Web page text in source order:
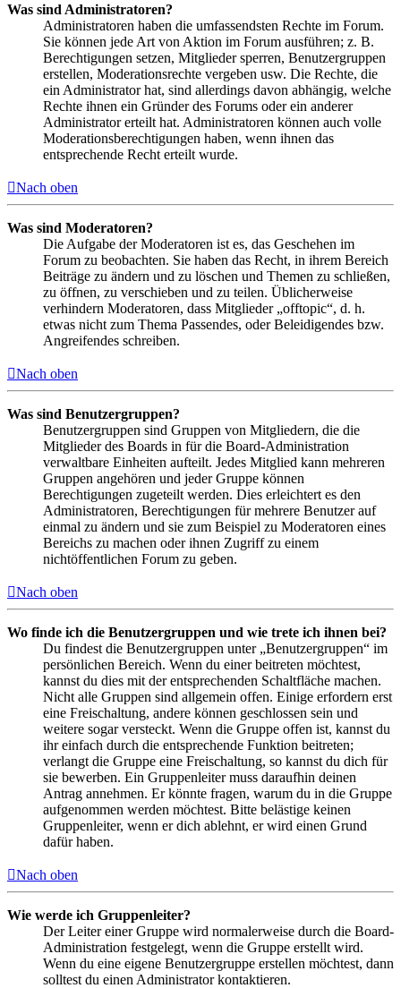
Was sind Administratoren?
Administratoren haben die umfassendsten Rechte im Forum.
Sie können jede Art von Aktion im Forum ausführen; z. B.
Berechtigungen setzen, Mitglieder sperren, Benutzergruppen
erstellen, Moderationsrechte vergeben usw. Die Rechte, die
ein Administrator hat, sind allerdings davon abhängig, welche
Rechte ihnen ein Gründer des Forums oder ein anderer
Administrator erteilt hat. Administratoren können auch volle
Moderationsberechtigungen haben, wenn ihnen das
entsprechende Recht erteilt wurde.
Nach oben
Was sind Moderatoren?
Die Aufgabe der Moderatoren ist es, das Geschehen im
Forum zu beobachten. Sie haben das Recht, in ihrem Bereich
Beiträge zu ändern und zu löschen und Themen zu schließen,
zu öffnen, zu verschieben und zu teilen. Üblicherweise
verhindern Moderatoren, dass Mitglieder „offtopic“, d. h.
etwas nicht zum Thema Passendes, oder Beleidigendes bzw.
Angreifendes schreiben.
Nach oben
Was sind Benutzergruppen?
Benutzergruppen sind Gruppen von Mitgliedern, die die
Mitglieder des Boards in für die Board-Administration
verwaltbare Einheiten aufteilt. Jedes Mitglied kann mehreren
Gruppen angehören und jeder Gruppe können
Berechtigungen zugeteilt werden. Dies erleichtert es den
Administratoren, Berechtigungen für mehrere Benutzer auf
einmal zu ändern und sie zum Beispiel zu Moderatoren eines
Bereichs zu machen oder ihnen Zugriff zu einem
nichtöffentlichen Forum zu geben.
Nach oben
Wo finde ich die Benutzergruppen und wie trete ich ihnen bei?
Du findest die Benutzergruppen unter „Benutzergruppen“ im
persönlichen Bereich. Wenn du einer beitreten möchtest,
kannst du dies mit der entsprechenden Schaltfläche machen.
Nicht alle Gruppen sind allgemein offen. Einige erfordern erst
eine Freischaltung, andere können geschlossen sein und
weitere sogar versteckt. Wenn die Gruppe offen ist, kannst du
ihr einfach durch die entsprechende Funktion beitreten;
verlangt die Gruppe eine Freischaltung, so kannst du dich für
sie bewerben. Ein Gruppenleiter muss daraufhin deinen
Antrag annehmen. Er könnte fragen, warum du in die Gruppe
aufgenommen werden möchtest. Bitte belästige keinen
Gruppenleiter, wenn er dich ablehnt, er wird einen Grund
dafür haben.
Nach oben
Wie werde ich Gruppenleiter?
Der Leiter einer Gruppe wird normalerweise durch die Board-
Administration festgelegt, wenn die Gruppe erstellt wird.
Wenn du eine eigene Benutzergruppe erstellen möchtest, dann
solltest du einen Administrator kontaktieren.